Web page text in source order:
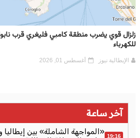
زلزال قوي يضرب منطقة كامبي فليغري قرب
للكهرباء
الإيطالية نيوز أغسطس 01, 2026
آخر ساعة
19:16 «المواجهة الشاملة» بين إيطاليا